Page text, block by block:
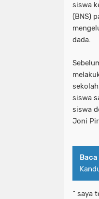
siswa
(BNS)
dada.
siswa
siswa
Joni
“ saya